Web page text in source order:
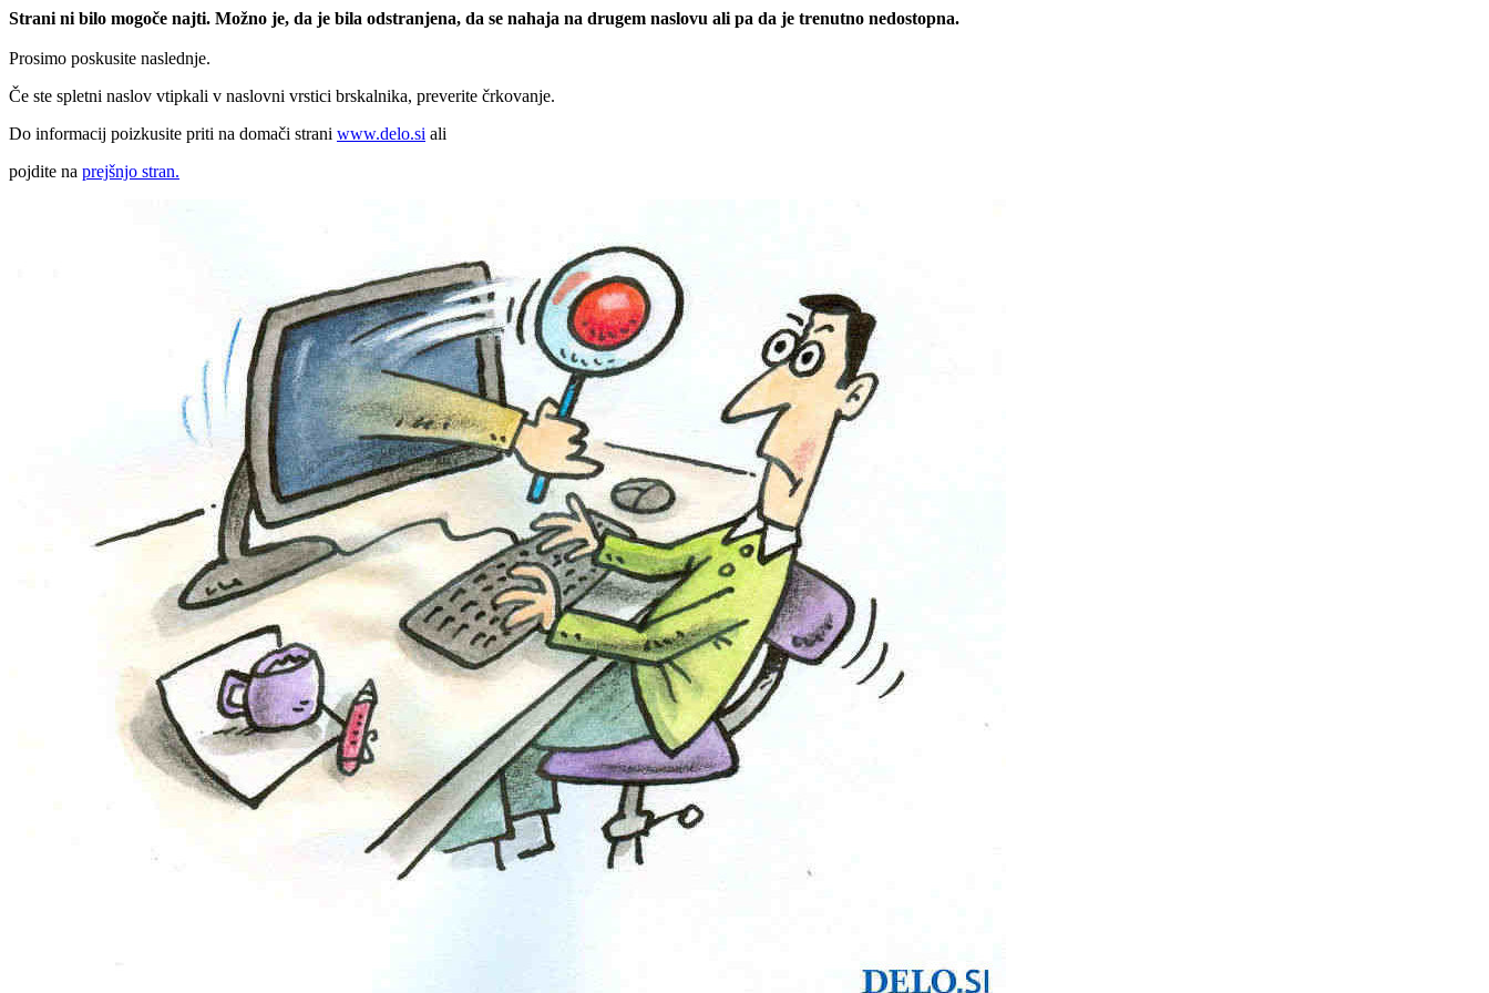
Strani ni bilo mogoče najti. Možno je, da je bila odstranjena, da se nahaja na drugem naslovu ali pa da je trenutno nedostopna.
Prosimo poskusite naslednje.
Če ste spletni naslov vtipkali v naslovni vrstici brskalnika, preverite črkovanje.
Do informacij poizkusite priti na domači strani www.delo.si ali
pojdite na prejšnjo stran.